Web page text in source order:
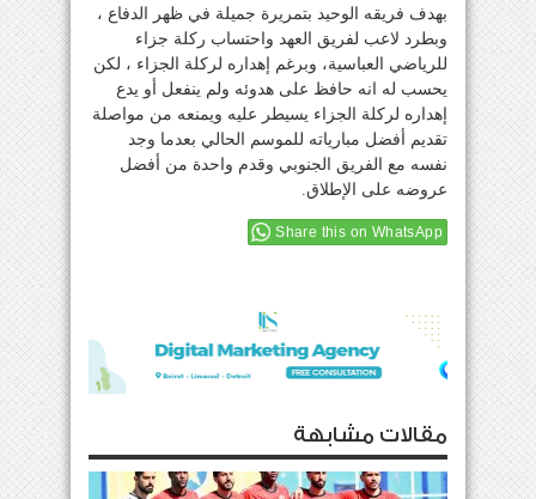
بهدف فريقه الوحيد بتمريرة جميلة في ظهر الدفاع ،
وبطرد لاعب لفريق العهد واحتساب ركلة جزاء
للرياضي العباسية، وبرغم إهداره لركلة الجزاء ، لكن
يحسب له انه حافظ على هدوئه ولم ينفعل أو يدع
إهداره لركلة الجزاء يسيطر عليه ويمنعه من مواصلة
تقديم أفضل مبارياته للموسم الحالي بعدما وجد
نفسه مع الفريق الجنوبي وقدم واحدة من أفضل
عروضه على الإطلاق.
Share this on WhatsApp
مقالات مشابهة